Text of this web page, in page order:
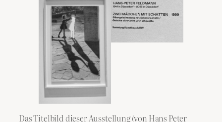
Das Titelbild dieser Ausstellung (von Hans Peter